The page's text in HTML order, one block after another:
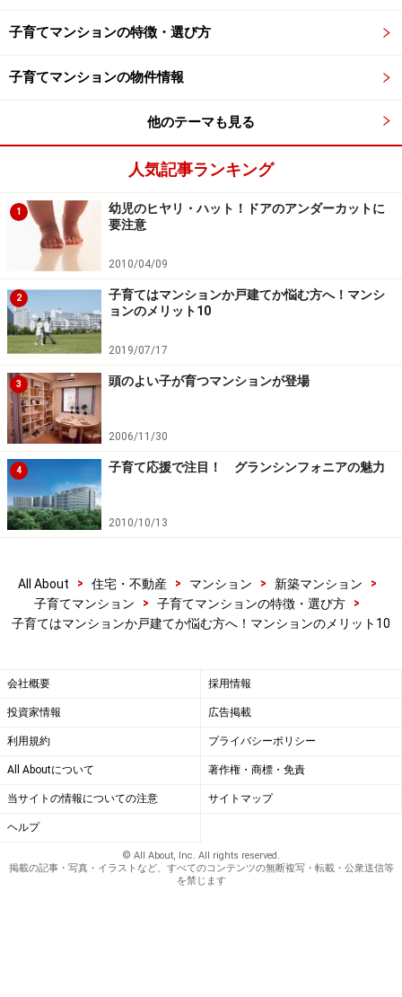
子どもには、小さな虫に興味を持ち、庭にやってくるチ
ョウチョやテントウムシ、だんご虫や川で取ってきたザ
たひまわりや朝顔を持ち帰り、自宅で成長日記を書け、
なんて宿題も出るかもしれません。小さくても庭があれ
したりと子どもと一緒に屋外活動をいろいろ楽しめるは
戸建てで子育てのメリット2.子どもの出す
音の問題
隣戸との境の壁、上下住戸との境のコンクリートスラブは遮
音性が高い仕様になっているかチェックしよう
また活発なお子さんであれば家の中を走り回ったり、イ
スから飛び降りたり、大げんかして泣いたり、少し成長
すれば楽器を習い始めたりと、子育てにはどうしても音
の問題はついて回ります。
た。二段ベッドの上段から飛び降りるなどは日常茶飯事
なので、音の問題をあまり気にしなくて済んだことは大
しかし、子育てファミリーにマンションは向いていない
のか？というと、意外とそうでもありません。 マンショ
ンで子育て、こんな点がイイ！をご紹介します。
子育てマンションの特徴・選び方
子育てマンションの物件情報
他のテーマも見る
人気記事ランキング
1
幼児のヒヤリ・ハット！ドアのアンダーカットに
要注意
2010/04/09
2
子育てはマンションか戸建てか悩む方へ！マンシ
ョンのメリット10
2019/07/17
3 頭のよい子が育つマンションが登場
2006/11/30
4 子育て応援で注目！ グランシンフォニアの魅力
2010/10/13
All About > 住宅・不動産 > マンション > 新築マンション
>
子育てマンション
> 子育てマンションの特徴・選び方
>
子育てはマンションか戸建てか悩む方へ！マンションのメリット10
会社概要 採用情報
投資家情報 広告掲載
利用規約 プライバシーポリシー
All Aboutについて 著作権・商標・免責
当サイトの情報についての注意 サイトマップ
ヘルプ
© All About, Inc. All rights reserved.
掲載の記事・写真・イラストなど、すべてのコンテンツの無断複写・転載・公衆送信等
を禁じます